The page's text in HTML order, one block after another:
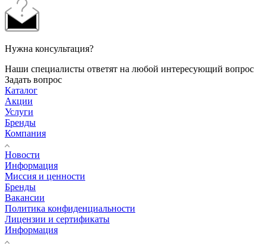
Нужна консультация?
Наши специалисты ответят на любой интересующий вопрос
Задать вопрос
Каталог
Акции
Услуги
Бренды
Компания
Новости
Информация
Миссия и ценности
Бренды
Вакансии
Политика конфиденциальности
Лицензии и сертификаты
Информация